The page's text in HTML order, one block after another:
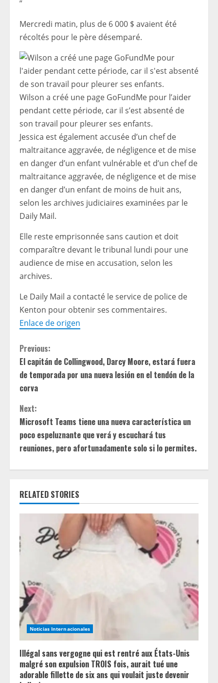
”
Mercredi matin, plus de 6 000 $ avaient été
récoltés pour le père désemparé.
Wilson a créé une page GoFundMe pour l’aider
pendant cette période, car il s’est absenté de
son travail pour pleurer ses enfants.
Jessica est également accusée d’un chef de
maltraitance aggravée, de négligence et de mise
en danger d’un enfant vulnérable et d’un chef de
maltraitance aggravée, de négligence et de mise
en danger d’un enfant de moins de huit ans,
selon les archives judiciaires examinées par le
Daily Mail.
Elle reste emprisonnée sans caution et doit
comparaître devant le tribunal lundi pour une
audience de mise en accusation, selon les
archives.
Le Daily Mail a contacté le service de police de
Kenton pour obtenir ses commentaires.
Enlace de origen
C
o
n
t
i
n
u
e
R
e
a
d
i
n
g
Previous:
El capitán de Collingwood, Darcy Moore, estará fuera
de temporada por una nueva lesión en el tendón de la
corva
Next:
Microsoft Teams tiene una nueva característica un
poco espeluznante que verá y escuchará tus
reuniones, pero afortunadamente solo si lo permites.
RELATED STORIES
Noticias Internacionales
Illégal sans vergogne qui est rentré aux États-Unis
malgré son expulsion TROIS fois, aurait tué une
adorable fillette de six ans qui voulait juste devenir